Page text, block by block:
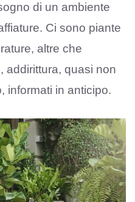
di un ambiente
Ci sono piante
altre che
addirittura, quasi non
informati in anticipo.